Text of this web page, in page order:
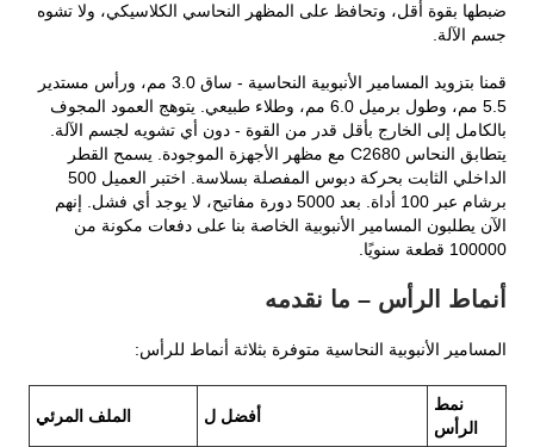
ضبطها بقوة أقل، وتحافظ على المظهر النحاسي الكلاسيكي، ولا تشوه
جسم الآلة.
قمنا بتزويد المسامير الأنبوبية النحاسية - ساق 3.0 مم، ورأس مستدير
5.5 مم، وطول برميل 6.0 مم، وطلاء طبيعي. يتوهج العمود المجوف
بالكامل إلى الخارج بأقل قدر من القوة - دون أي تشويه لجسم الآلة.
يتطابق النحاس C2680 مع مظهر الأجهزة الموجودة. يسمح القطر
الداخلي الثابت بحركة دبوس المفصلة بسلاسة. اختبر العميل 500
برشام عبر 100 أداة. بعد 5000 دورة مفاتيح، لا يوجد أي فشل. إنهم
الآن يطلبون المسامير الأنبوبية الخاصة بنا على دفعات مكونة من
100000 قطعة سنويًا.
أنماط الرأس – ما نقدمه
المسامير الأنبوبية النحاسية متوفرة بثلاثة أنماط للرأس:
نمط
الرأس
أفضل ل الملف المرئي